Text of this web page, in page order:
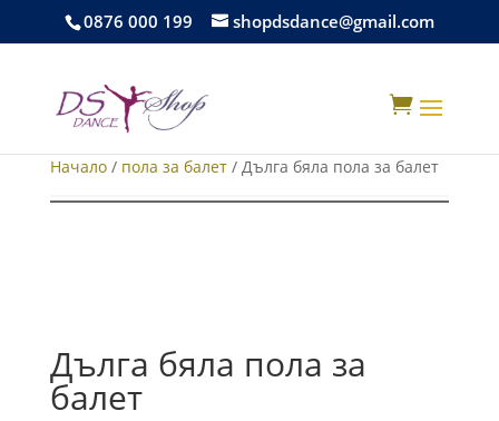
0876 000 199 shopdsdance@gmail.com

Начало/ пола за балет/ Дълга бяла пола за балет
Дълга бяла пола за
балет